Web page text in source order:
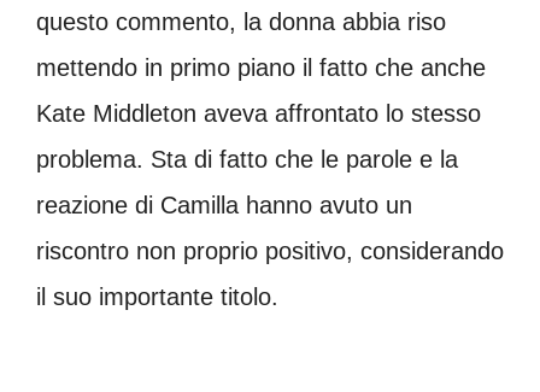
questo commento, la donna abbia riso
mettendo in primo piano il fatto che anche
Kate Middleton aveva affrontato lo stesso
problema. Sta di fatto che le parole e la
reazione di Camilla hanno avuto un
riscontro non proprio positivo, considerando
il suo importante titolo.